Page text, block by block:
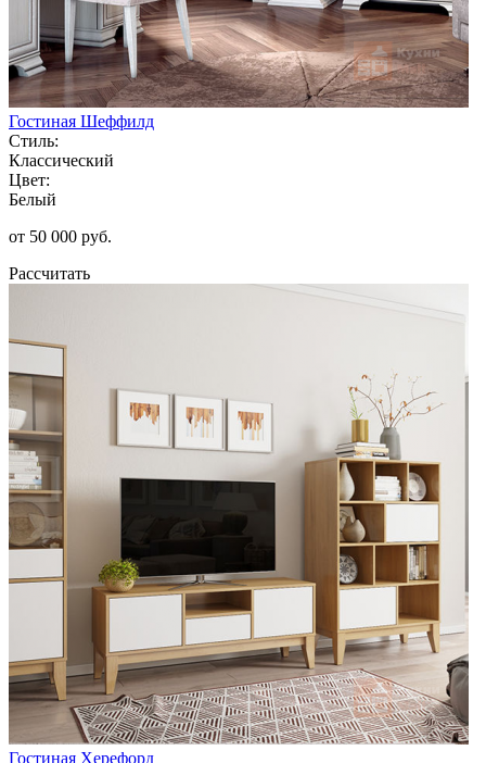
Гостиная Шеффилд
Стиль:
Классический
Цвет:
Белый
от 50 000 руб.
Рассчитать
Гостиная Херефорд